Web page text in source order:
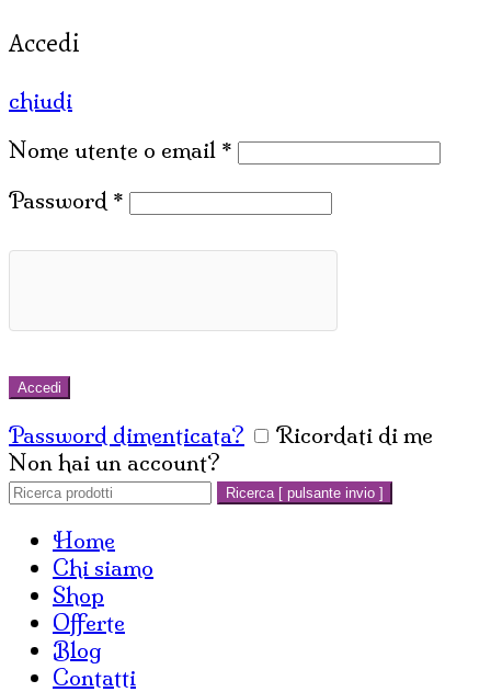
Accedi
chiudi
Nome utente o email *
Password *
Accedi
Password dimenticata?
Ricordati di me
Non hai un account?
Cerca:
Ricerca [ pulsante invio ]
Home
Chi siamo
Shop
Offerte
Blog
Contatti